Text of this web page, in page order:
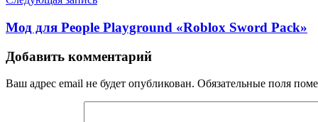
Мод для People Playground «Roblox Sword Pack»
Добавить комментарий
Ваш адрес email не будет опубликован. Обязательные поля